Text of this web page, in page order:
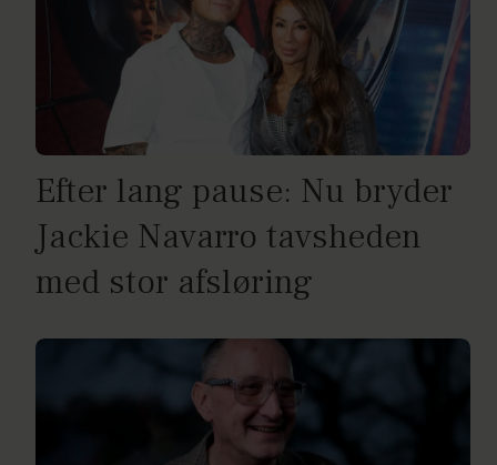
Efter lang pause: Nu bryder
Jackie Navarro tavsheden
med stor afsløring